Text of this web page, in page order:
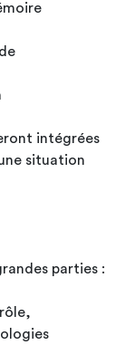
intégrées
situation
parties :